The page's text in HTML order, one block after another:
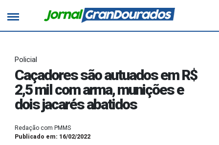
Policial
Caçadores são autuados em R$
2,5 mil com arma, munições e
dois jacarés abatidos
Redação com PMMS
Publicado em: 16/02/2022